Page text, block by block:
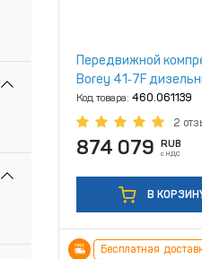
Передвижной
Borey 41‑7F
Код товара: 460.061139
2
874 079 RUB
с НДС
В
Бесплатная